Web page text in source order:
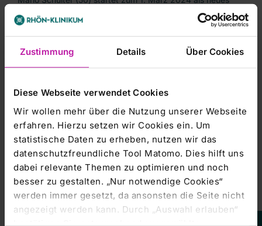
Zustimmung Details Über Cookies
Diese Webseite verwendet Cookies
Wir wollen mehr über die Nutzung unserer Webseite
erfahren. Hierzu setzen wir Cookies ein. Um
statistische Daten zu erheben, nutzen wir das
datenschutzfreundliche Tool Matomo. Dies hilft uns
dabei relevante Themen zu optimieren und noch
besser zu gestalten. „Nur notwendige Cookies“
werden immer gesetzt, da ansonsten die Seite nicht
angezeigt werden kann. Durch „Auswahl erlauben“
bestätigen Sie entsprechend ausgewählte
Mitglied der Geschäftsführung. Er wird als
gleichberechtigter Geschäftsführer zusammen mit Robert
Koch und…
RHÖN-KLINIKUM AG steigert
Konzerngewinn und Umsatz
Die RHÖN-KLINIKUM AG konnte in den ersten neun
Monaten 2023 die Umsatzerlöse um 21,7 Mio. Euro auf
1.089,0 Mio. Euro (9M 2022: 1.067,3 Mio. Euro) steigern,
trotz Wegfall der Erstattungen des Gesetzgebers im
Zusammenhang…
RHÖN-KLINIKUM AG | 10.08.2023